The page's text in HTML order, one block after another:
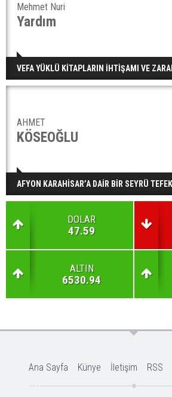
Mehmet Nuri
Yardım
VEFA YÜKLÜ KİTAPLARIN İHTİŞAMI VE
AHMET
KÖSEOĞLU
AFYON KARAHİSAR’A DAİR BİR SEYRÜ
DOLAR
47.59
ALTIN
6530.94
Ana Sayfa Künye İletişim RSS